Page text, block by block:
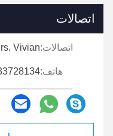
اتصالات
اتصالات:Vivian
هاتف: